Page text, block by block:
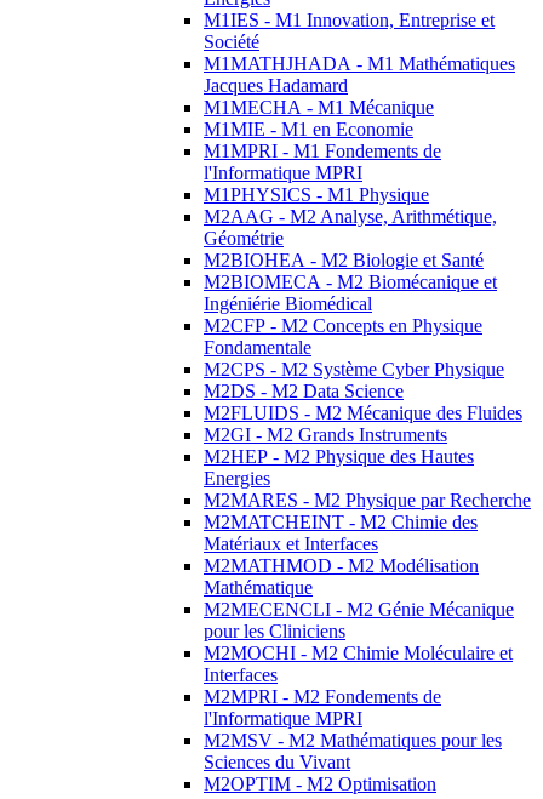
M1IES - M1 Innovation, Entreprise et
Société
M1MATHJHADA - M1 Mathématiques
Jacques Hadamard
M1MECHA - M1 Mécanique
M1MIE - M1 en Economie
M1MPRI - M1 Fondements de
l'Informatique MPRI
M1PHYSICS - M1 Physique
M2AAG - M2 Analyse, Arithmétique,
Géométrie
M2BIOHEA - M2 Biologie et Santé
M2BIOMECA - M2 Biomécanique et
Ingéniérie Biomédical
M2CFP - M2 Concepts en Physique
Fondamentale
M2CPS - M2 Système Cyber Physique
M2DS - M2 Data Science
M2FLUIDS - M2 Mécanique des Fluides
M2GI - M2 Grands Instruments
M2HEP - M2 Physique des Hautes
Energies
M2MARES - M2 Physique par Recherche
M2MATCHEINT - M2 Chimie des
Matériaux et Interfaces
M2MATHMOD - M2 Modélisation
Mathématique
M2MECENCLI - M2 Génie Mécanique
pour les Cliniciens
M2MOCHI - M2 Chimie Moléculaire et
Interfaces
M2MPRI - M2 Fondements de
l'Informatique MPRI
M2MSV - M2 Mathématiques pour les
Sciences du Vivant
M2OPTIM - M2 Optimisation